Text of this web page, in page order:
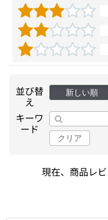
並び替
え
新しい順
キーワ
ード
クリア
現在、商品レ